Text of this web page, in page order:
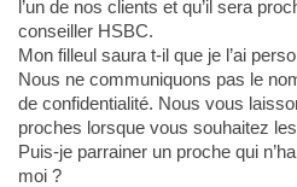
l’un de nos clients et qu’il sera
conseiller HSBC.
Mon filleul saura t-il que je l’ai
Nous ne communiquons pas le
de confidentialité. Nous vous
proches lorsque vous souhaitez
Puis-je parrainer un proche qui
moi ?